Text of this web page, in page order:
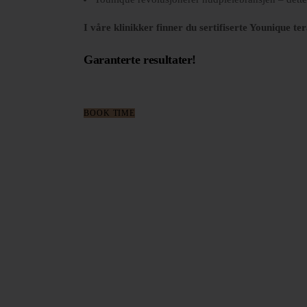
I våre klinikker finner du sertifiserte Younique
Garanterte resultater!
BOOK TIME